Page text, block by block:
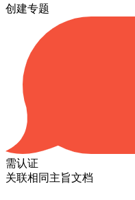
创建专题
需认证
关联相同主旨文档